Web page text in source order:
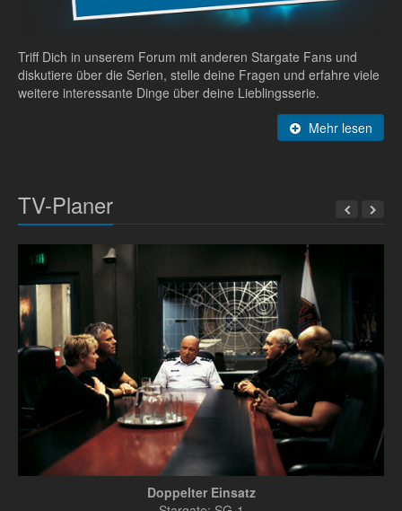
Triff Dich in unserem Forum mit anderen Stargate Fans und
diskutiere über die Serien, stelle deine Fragen und erfahre viele
weitere interessante Dinge über deine Lieblingsserie.
Mehr lesen
TV-Planer
Doppelter Einsatz